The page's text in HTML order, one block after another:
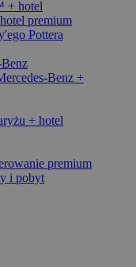
+ hotel
premium
Pottera
Benz +
+ hotel
premium
i pobyt